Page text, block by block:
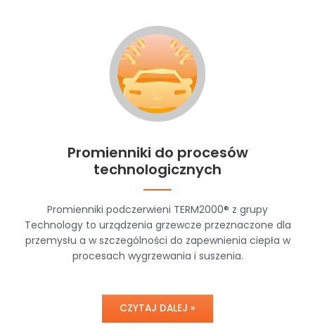
Promienniki do procesów
technologicznych
Promienniki podczerwieni TERM2000® z grupy
Technology to urządzenia grzewcze przeznaczone dla
przemysłu a w szczególności do zapewnienia ciepła w
procesach wygrzewania i suszenia.
CZYTAJ DALEJ »